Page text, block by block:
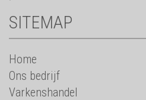
SITEMAP
Home
Ons bedrijf
Varkenshandel